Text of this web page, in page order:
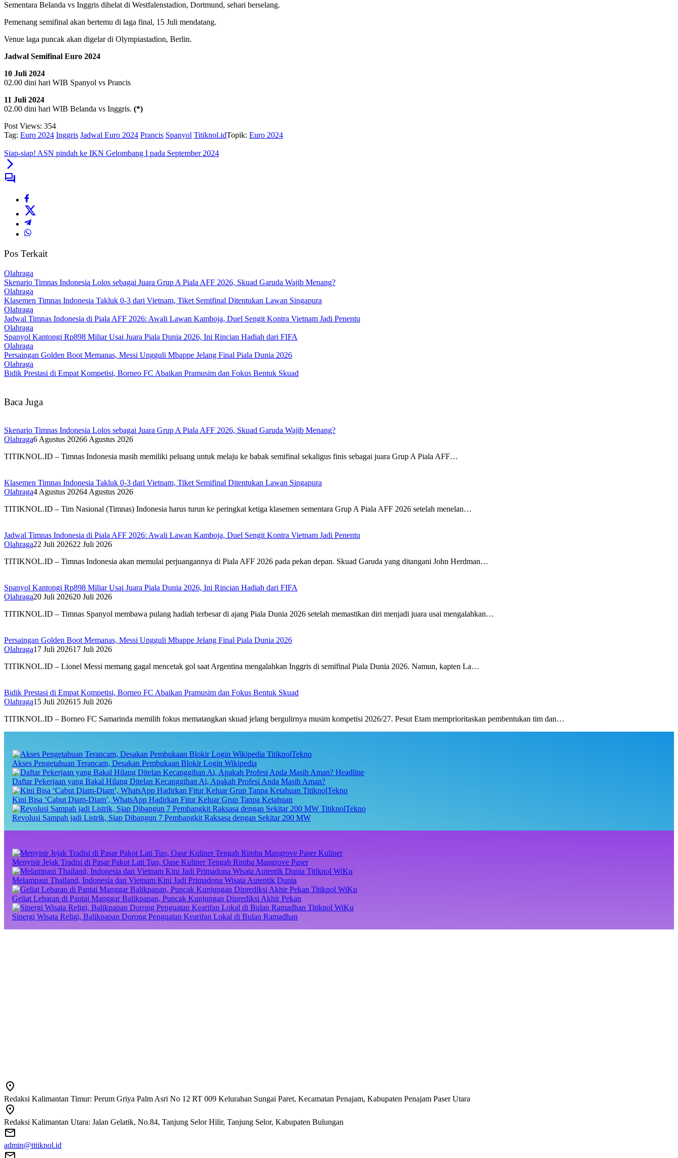
Sementara Belanda vs Inggris dihelat di Westfalenstadion, Dortmund, sehari berselang.
Pemenang semifinal akan bertemu di laga final, 15 Juli mendatang.
Venue laga puncak akan digelar di Olympiastadion, Berlin.
Jadwal Semifinal Euro 2024
10 Juli 2024
02.00 dini hari WIB Spanyol vs Prancis
11 Juli 2024
02.00 dini hari WIB Belanda vs Inggris. (*)
Post Views: 354
Tag: Euro 2024 Inggris Jadwal Euro 2024 Prancis Spanyol Titiknol.idTopik: Euro 2024
Siap-siap! ASN pindah ke IKN Gelombang I pada September 2024
Pos Terkait
Olahraga
Skenario Timnas Indonesia Lolos sebagai Juara Grup A Piala AFF 2026, Skuad Garuda Wajib Menang?
Olahraga
Klasemen Timnas Indonesia Takluk 0-3 dari Vietnam, Tiket Semifinal Ditentukan Lawan Singapura
Olahraga
Jadwal Timnas Indonesia di Piala AFF 2026: Awali Lawan Kamboja, Duel Sengit Kontra Vietnam Jadi Penentu
Olahraga
Spanyol Kantongi Rp898 Miliar Usai Juara Piala Dunia 2026, Ini Rincian Hadiah dari FIFA‎
Olahraga
Persaingan Golden Boot Memanas, Messi Ungguli Mbappe Jelang Final Piala Dunia 2026‎
Olahraga
Bidik Prestasi di Empat Kompetisi, Borneo FC Abaikan Pramusim dan Fokus Bentuk Skuad
Baca Juga
Skenario Timnas Indonesia Lolos sebagai Juara Grup A Piala AFF 2026, Skuad Garuda Wajib Menang?
Olahraga6 Agustus 20266 Agustus 2026
TITIKNOL.ID – Timnas Indonesia masih memiliki peluang untuk melaju ke babak semifinal sekaligus finis sebagai juara Grup A Piala AFF…
Klasemen Timnas Indonesia Takluk 0-3 dari Vietnam, Tiket Semifinal Ditentukan Lawan Singapura
Olahraga4 Agustus 20264 Agustus 2026
TITIKNOL.ID – Tim Nasional (Timnas) Indonesia harus turun ke peringkat ketiga klasemen sementara Grup A Piala AFF 2026 setelah menelan…
Jadwal Timnas Indonesia di Piala AFF 2026: Awali Lawan Kamboja, Duel Sengit Kontra Vietnam Jadi Penentu
Olahraga22 Juli 202622 Juli 2026
TITIKNOL.ID – Timnas Indonesia akan memulai perjuangannya di Piala AFF 2026 pada pekan depan. Skuad Garuda yang ditangani John Herdman…
Spanyol Kantongi Rp898 Miliar Usai Juara Piala Dunia 2026, Ini Rincian Hadiah dari FIFA‎
Olahraga20 Juli 202620 Juli 2026
TITIKNOL.ID – Timnas Spanyol membawa pulang hadiah terbesar di ajang Piala Dunia 2026 setelah memastikan diri menjadi juara usai mengalahkan…
Persaingan Golden Boot Memanas, Messi Ungguli Mbappe Jelang Final Piala Dunia 2026‎
Olahraga17 Juli 202617 Juli 2026
TITIKNOL.ID – Lionel Messi memang gagal mencetak gol saat Argentina mengalahkan Inggris di semifinal Piala Dunia 2026. Namun, kapten La…
Bidik Prestasi di Empat Kompetisi, Borneo FC Abaikan Pramusim dan Fokus Bentuk Skuad
Olahraga15 Juli 202615 Juli 2026
TITIKNOL.ID – Borneo FC Samarinda memilih fokus mematangkan skuad jelang bergulirnya musim kompetisi 2026/27. Pesut Etam memprioritaskan pembentukan tim dan…
TitiknolTekno
Akses Pengetahuan Terancam, Desakan Pembukaan Blokir Login Wikipedia
Headline
Daftar Pekerjaan yang Bakal Hilang Ditelan Kecanggihan Ai, Apakah Profesi Anda Masih Aman?
TitiknolTekno
Kini Bisa ‘Cabut Diam-Diam’, WhatsApp Hadirkan Fitur Keluar Grup Tanpa Ketahuan
TitiknolTekno
Revolusi Sampah jadi Listrik, Siap Dibangun 7 Pembangkit Raksasa dengan Sekitar 200 MW
Kuliner
Menyisir Jejak Tradisi di Pasar Pakot Lati Tuo, Oase Kuliner Tengah Rimba Mangrove Paser
Titiknol WiKu
Melampaui Thailand, Indonesia dan Vietnam Kini Jadi Primadona Wisata Autentik Dunia
Titiknol WiKu
Geliat Lebaran di Pantai Manggar Balikpapan, Puncak Kunjungan Diprediksi Akhir Pekan
Titiknol WiKu
Sinergi Wisata Religi, Balikpapan Dorong Penguatan Kearifan Lokal di Bulan Ramadhan
Redaksi Kalimantan Timur: Perum Griya Palm Asri No 12 RT 009 Kelurahan Sungai Paret, Kecamatan Penajam, Kabupaten Penajam Paser Utara
Redaksi Kalimantan Utara: Jalan Gelatik, No.84, Tanjung Selor Hilir, Tanjung Selor, Kabupaten Bulungan
admin@titiknol.id